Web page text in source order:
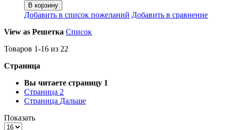
В корзину
Добавить в список пожеланий Добавить в сравнение
View as Решетка Список
Товаров 1-16 из 22
Страница
Вы читаете страницу 1
Страница 2
Страница Дальше
Показать